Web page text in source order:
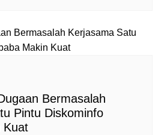
Bermasalah
Pintu Diskominfo
Kuat